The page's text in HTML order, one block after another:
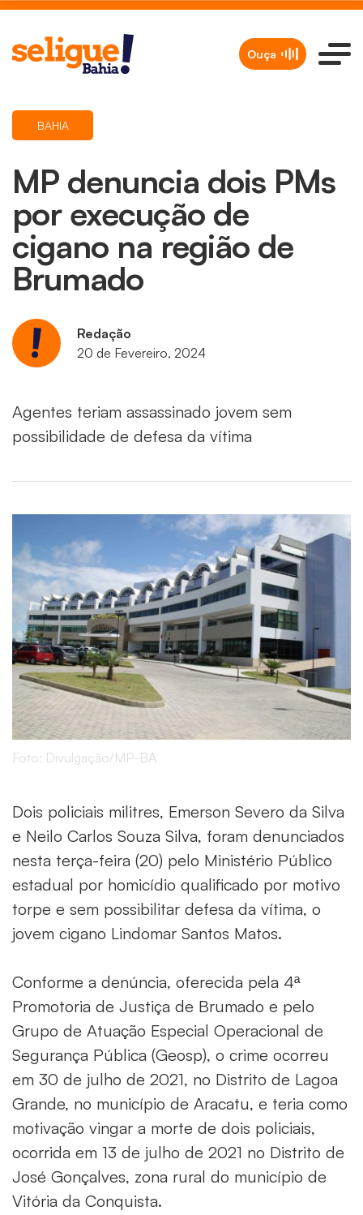
Ouça
MP denuncia dois PMs
por execução de
cigano na região de
Brumado
BAHIA
Redação
20 de Fevereiro, 2024
Agentes teriam assassinado jovem sem
possibilidade de defesa da vítima
Foto: Divulgação/MP-BA
Dois policiais militres, Emerson Severo da Silva
e Neilo Carlos Souza Silva, foram denunciados
nesta terça-feira (20) pelo Ministério Público
estadual por homicídio qualificado por motivo
torpe e sem possibilitar defesa da vítima, o
jovem cigano Lindomar Santos Matos.
Conforme a denúncia, oferecida pela 4ª
Promotoria de Justiça de Brumado e pelo
Grupo de Atuação Especial Operacional de
Segurança Pública (Geosp), o crime ocorreu
em 30 de julho de 2021, no Distrito de Lagoa
Grande, no município de Aracatu, e teria como
motivação vingar a morte de dois policiais,
ocorrida em 13 de julho de 2021 no Distrito de
José Gonçalves, zona rural do município de
Vitória da Conquista.